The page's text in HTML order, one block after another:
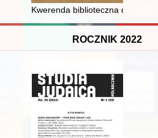
z archiwum parafii pw.
: rozpracowanie agenturalne
Kwerenda biblioteczna dla
ROCZNIK 2022